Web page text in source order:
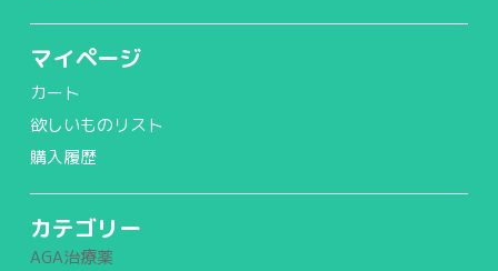
マイページ
カート
欲しいものリスト
購入履歴
カテゴリー
AGA治療薬